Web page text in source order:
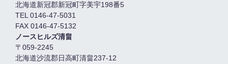
北海道新冠郡新冠町字美宇198番5
TEL 0146-47-5031
FAX 0146-47-5132
ノースヒルズ清畠
〒059-2245
北海道沙流郡日高町清畠237-12